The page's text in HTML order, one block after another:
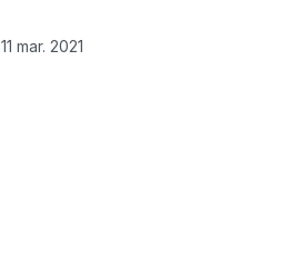
11 mar. 2021